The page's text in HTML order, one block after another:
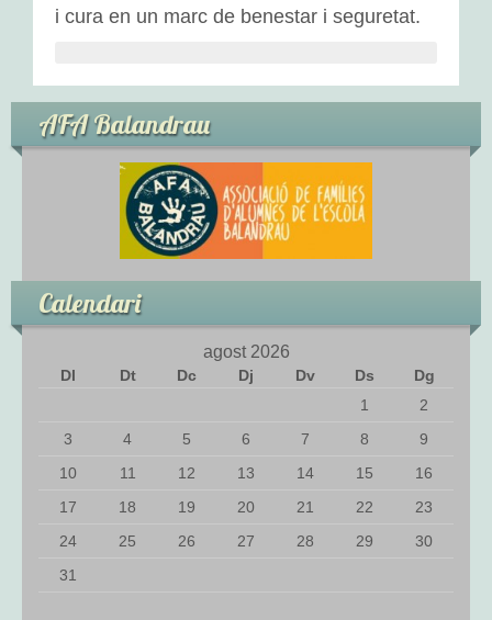
Espais d’aprenentatge
Padrins lectors
ACTIVITATS D’ESCOLA
Aules obertes
Projecte família-escola
ESPAIS DE L’ESCOLA
L’aula de referència
Expressió
i cura en un marc de benestar i seguretat.
AFA Balandrau
Calendari
agost 2026
Dl Dt Dc Dj Dv Ds
Dg
1
2
3
4 5 6 7 8
9
10
11 12 13 14 15
16
17
18 19 20 21 22
23
24
25 26 27 28 29
30
31